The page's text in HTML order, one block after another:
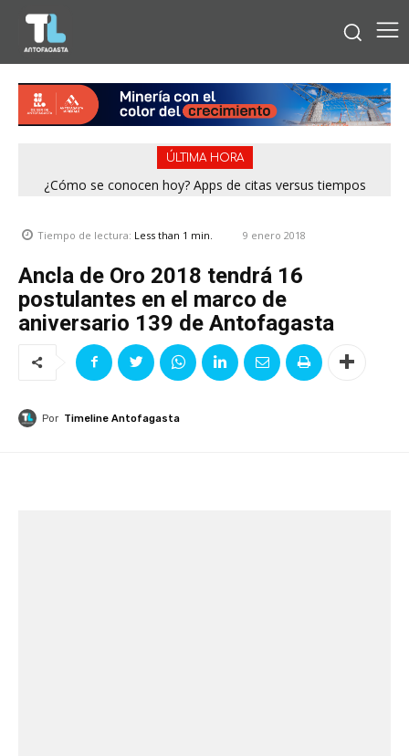
ÚLTIMA HORA
¿Cómo se conocen hoy? Apps de citas versus tiempos
Tiempo de lectura: Less than 1 min. 9 enero 2018
Ancla de Oro 2018 tendrá 16
postulantes en el marco de
aniversario 139 de Antofagasta
Por Timeline Antofagasta